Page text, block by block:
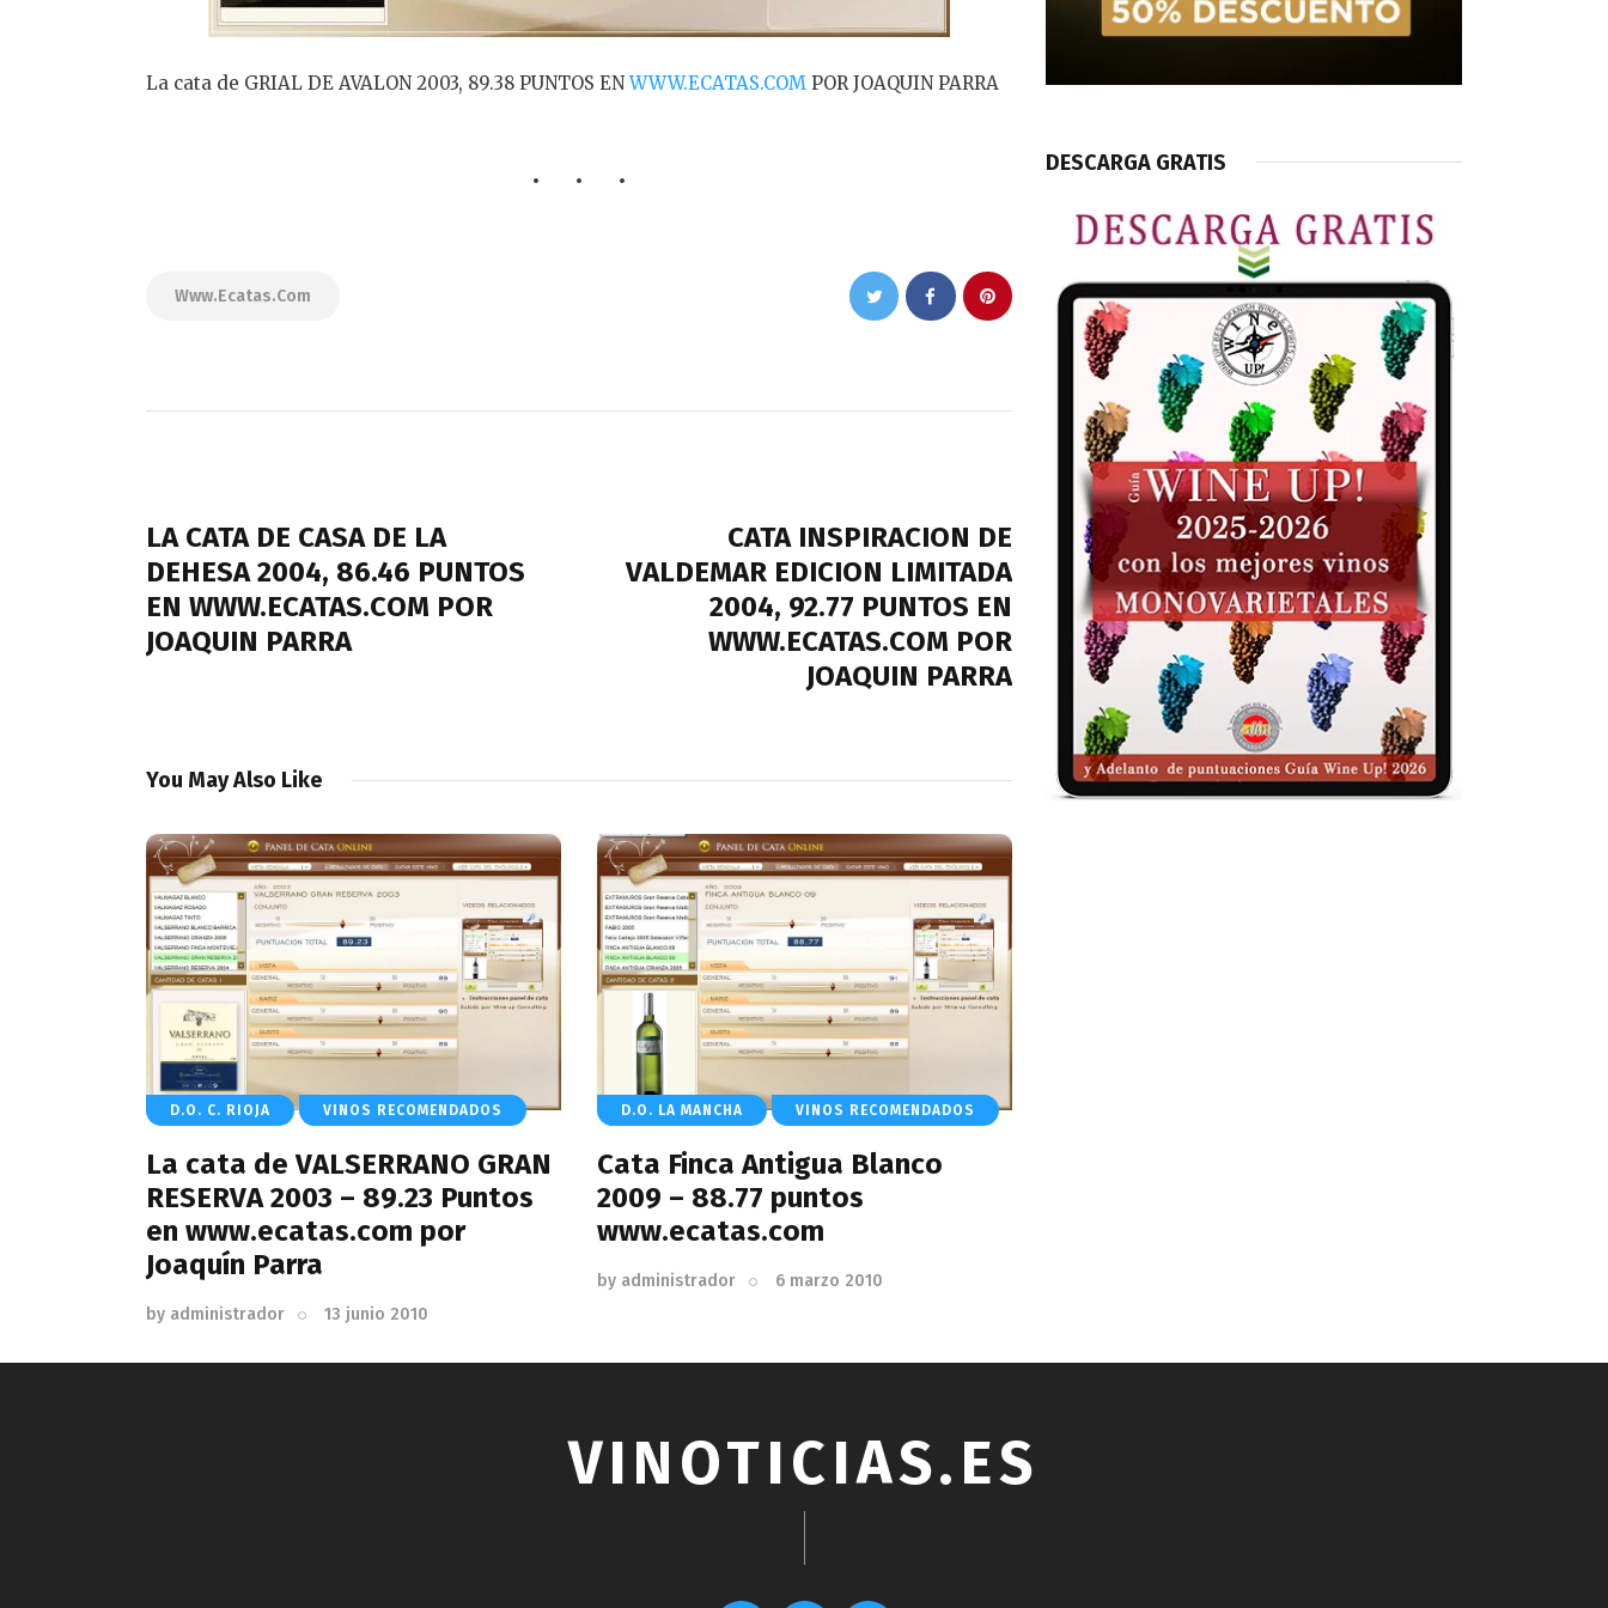
La cata de GRIAL DE AVALON 2003, 89.38 PUNTOS ENWWW.ECATAS.COM POR JOAQUIN PARRA
Www.ecatas.com
entradas
LA CATA DE CASA DE LA
DEHESA 2004, 86.46 PUNTOS
EN WWW.ECATAS.COM POR
JOAQUIN PARRA
CATA INSPIRACION DE
VALDEMAR EDICION LIMITADA
2004, 92.77 PUNTOS EN
WWW.ECATAS.COM POR
JOAQUIN PARRA
You May Also Like
D.O. C. RIOJA VINOS RECOMENDADOS
La cata de VALSERRANO GRAN
RESERVA 2003 – 89.23 Puntos
en www.ecatas.com por
Joaquín Parra
by administrador 13 junio 2010
D.O. LA MANCHA VINOS RECOMENDADOS
Cata Finca Antigua Blanco
2009 – 88.77 puntos
www.ecatas.com
by administrador 6 marzo 2010
DESCARGA GRATIS
VINOTICIAS.ES